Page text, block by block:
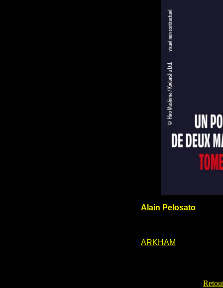
Alain Pelosato
ARKHAM